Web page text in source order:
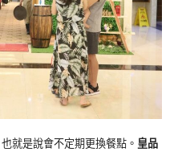
就是說會不定期更換餐點。 皇品